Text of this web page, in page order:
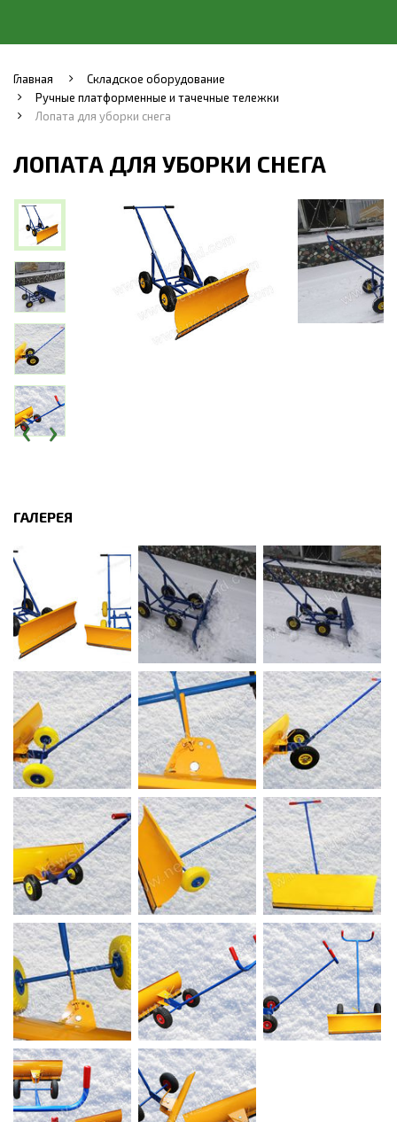
Главная
Складское оборудование
Ручные платформенные и тачечные тележки
Лопата для уборки снега
ЛОПАТА ДЛЯ УБОРКИ СНЕГА
‹ ›
ГАЛЕРЕЯ